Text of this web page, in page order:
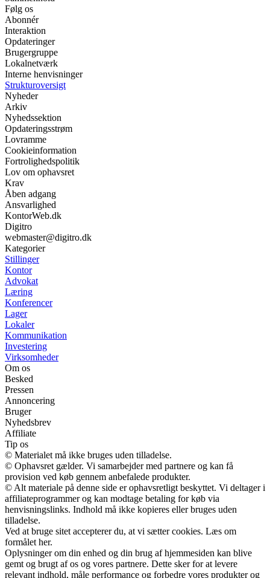
Følg os
Abonnér
Interaktion
Opdateringer
Brugergruppe
Lokalnetværk
Interne henvisninger
Strukturoversigt
Nyheder
Arkiv
Nyhedssektion
Opdateringsstrøm
Lovramme
Cookieinformation
Fortrolighedspolitik
Lov om ophavsret
Krav
Åben adgang
Ansvarlighed
KontorWeb.dk
Digitro
webmaster@digitro.dk
Kategorier
Stillinger
Kontor
Advokat
Læring
Konferencer
Lager
Lokaler
Kommunikation
Investering
Virksomheder
Om os
Besked
Pressen
Annoncering
Bruger
Nyhedsbrev
Affiliate
Tip os
© Materialet må ikke bruges uden tilladelse.
© Ophavsret gælder. Vi samarbejder med partnere og kan få
provision ved køb gennem anbefalede produkter.
© Alt materiale på denne side er ophavsretligt beskyttet. Vi deltager i
affiliateprogrammer og kan modtage betaling for køb via
henvisningslinks. Indhold må ikke kopieres eller bruges uden
tilladelse.
Ved at bruge sitet accepterer du, at vi sætter cookies. Læs om
formålet her.
Oplysninger om din enhed og din brug af hjemmesiden kan blive
gemt og brugt af os og vores partnere. Dette sker for at levere
relevant indhold, måle performance og forbedre vores produkter og